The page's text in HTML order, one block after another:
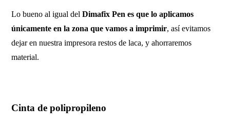
Lo bueno al igual delDimafix Pen es que lo aplicamos
únicamente en la zona que vamos a imprimir, así evitamos
dejar en nuestra impresora restos de laca, y ahorraremos
material.
Cinta de polipropileno